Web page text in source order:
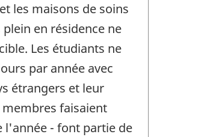
les maisons de soins
en résidence ne
Les étudiants ne
par année avec
étrangers et leur
faisaient
l'année - font partie de